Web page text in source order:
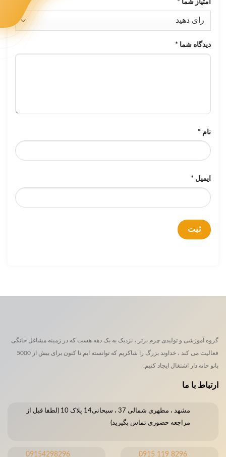
امتیاز شما *
دیدگاه شما *
نام *
ایمیل *
گروه آموزشی و تولیدی چرم برتر ، نزدیک یه یک دهه هست که در زمینه مشاغل خانگی
فعالیت می کند ، خداوند بزرگ را شاکریم که توانسته ایم تا کنون برای بیش از 5000
بانو خانه دار اشتغال ایجاد کنیم.
ارتباط با ما
مشهد ، مطهری شمالی 37 ، سبحانی14 پلاک 10 (لطفا قبل از
مراجعه حضوری تماس بگیرید)
8296 119 0915
09154298296